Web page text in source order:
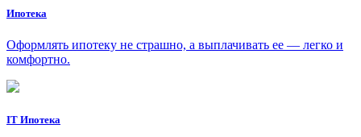
Ипотека
Оформлять ипотеку не страшно, а выплачивать ее — легко и
комфортно.
IT Ипотека